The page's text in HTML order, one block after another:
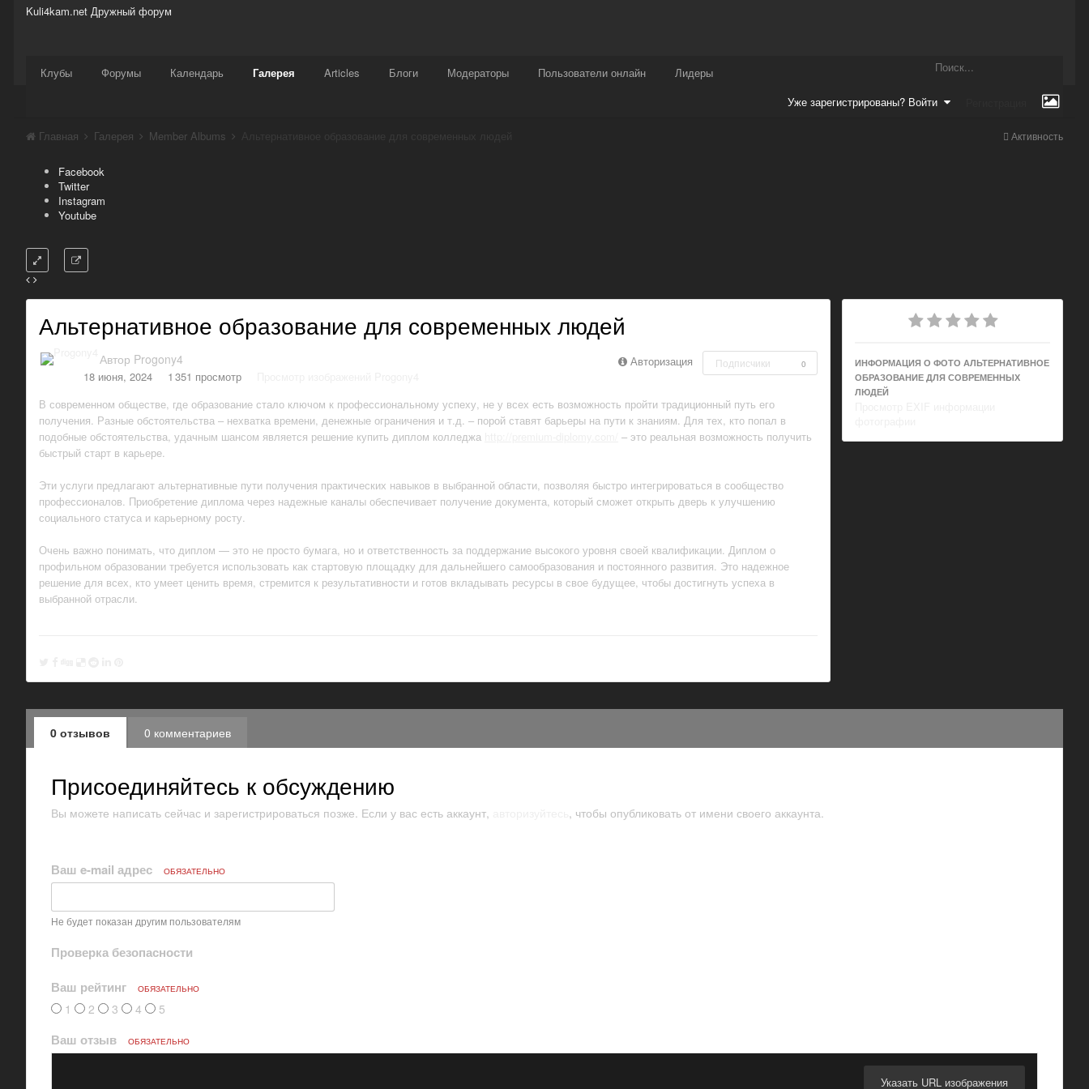
Kuli4kam.net Дружный форум
Сайт
Клубы Форумы Календарь Галерея Articles Блоги Модераторы Пользователи онлайн Лидеры
Активность Support Магазин Награды Чат Больше
Уже зарегистрированы? Войти
Активность
Главная Галерея Member Albums
Facebook
Twitter
Instagram
Youtube
Альтернативное образование для современных людей
Авторизация Подписчики 0
Автор Progony4
18 июня, 2024 1 351 просмотр
В современном обществе, где образование стало ключом к профессиональному успеху, не у всех есть возможность пройти традиционный путь его
получения. Разные обстоятельства – нехватка времени, денежные ограничения и т.д. – порой ставят барьеры на пути к знаниям. Для тех, кто попал в
подобные обстоятельства, удачным шансом является решение купить диплом колледжа
– это реальная возможность получить
быстрый старт в карьере.
Эти услуги предлагают альтернативные пути получения практических навыков в выбранной области, позволяя быстро интегрироваться в сообщество
профессионалов. Приобретение диплома через надежные каналы обеспечивает получение документа, который сможет открыть дверь к улучшению
социального статуса и карьерному росту.
Очень важно понимать, что диплом — это не просто бумага, но и ответственность за поддержание высокого уровня своей квалификации. Диплом о
профильном образовании требуется использовать как стартовую площадку для дальнейшего самообразования и постоянного развития. Это надежное
решение для всех, кто умеет ценить время, стремится к результативности и готов вкладывать ресурсы в свое будущее, чтобы достигнуть успеха в
выбранной отрасли.
ИНФОРМАЦИЯ О ФОТО АЛЬТЕРНАТИВНОЕ
ОБРАЗОВАНИЕ ДЛЯ СОВРЕМЕННЫХ
ЛЮДЕЙ
0 отзывов 0 комментариев
Присоединяйтесь к обсуждению
Вы можете написать сейчас и зарегистрироваться позже. Если у вас есть аккаунт, , чтобы опубликовать от имени своего аккаунта.
Ваш e-mail адрес ОБЯЗАТЕЛЬНО
Не будет показан другим пользователям
Проверка безопасности
Ваш рейтинг
ОБЯЗАТЕЛЬНО
1 2 3 4 5
Ваш отзыв ОБЯЗАТЕЛЬНО
Указать URL изображения